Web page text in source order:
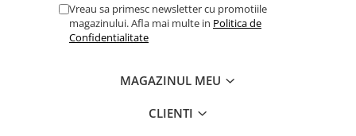
Vreau sa primesc newsletter cu promotiile
magazinului. Afla mai multe in Politica de
Confidentialitate
MAGAZINUL MEU
CLIENTI